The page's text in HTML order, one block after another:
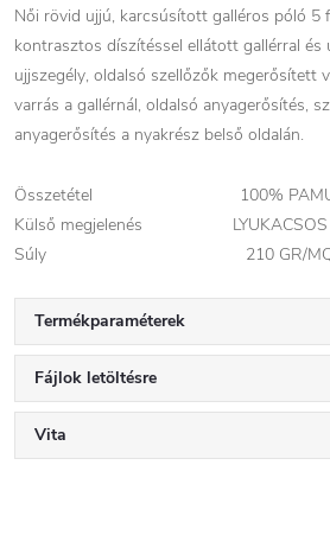
Női rövid ujjú, karcsúsított galléros póló 5
kontrasztos díszítéssel ellátott gallérral és
ujjszegély, oldalsó szellőzők megerősített
varrás a gallérnál, oldalsó anyagerősítés,
anyagerősítés a nyakrész belső oldalán.
Összetétel 100%
Külső megjelenés LYUKACSOS
Súly 210 GR/
Termékparaméterek
Fájlok letöltésre
Vita